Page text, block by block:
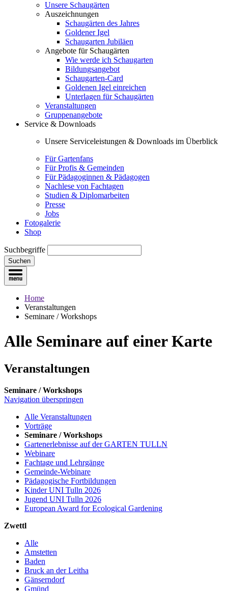
Unsere Schaugärten
Auszeichnungen
Schaugärten des Jahres
Goldener Igel
Schaugarten Jubiläen
Angebote für Schaugärten
Wie werde ich Schaugarten
Bildungsangebot
Schaugarten-Card
Goldenen Igel einreichen
Unterlagen für Schaugärten
Veranstaltungen
Gruppenangebote
Service & Downloads
Unsere Serviceleistungen & Downloads im Überblick
Für Gartenfans
Für Profis & Gemeinden
Für Pädagoginnen & Pädagogen
Nachlese von Fachtagen
Studien & Diplomarbeiten
Presse
Jobs
Fotogalerie
Shop
Suchbegriffe
Suchen
Home
Veranstaltungen
Seminare / Workshops
Alle Seminare auf einer Karte
Veranstaltungen
Seminare / Workshops
Navigation überspringen
Alle Veranstaltungen
Vorträge
Seminare / Workshops
Gartenerlebnisse auf der GARTEN TULLN
Webinare
Fachtage und Lehrgänge
Gemeinde-Webinare
Pädagogische Fortbildungen
Kinder UNI Tulln 2026
Jugend UNI Tulln 2026
European Award for Ecological Gardening
Zwettl
Alle
Amstetten
Baden
Bruck an der Leitha
Gänserndorf
Gmünd